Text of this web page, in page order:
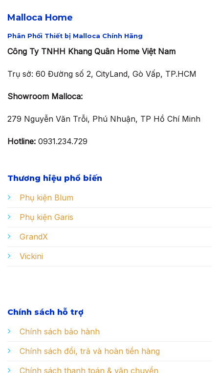
Malloca Home
Phân Phối Thiết bị Malloca Chính Hãng
Công Ty TNHH Khang Quân Home Việt Nam
Trụ sở: 60 Đường số 2, CityLand, Gò Vấp, TP.HCM
Showroom Malloca:
279 Nguyễn Văn Trỗi, Phú Nhuận, TP Hồ Chí Minh
Hotline: 0931.234.729
Thương hiệu phổ biến
Phụ kiện Blum
Phụ kiện Garis
GrandX
Vickini
Chính sách hỗ trợ
Chính sách bảo hành
Chính sách đổi, trả và hoàn tiền hàng
Chính sách thanh toán & vận chuyển